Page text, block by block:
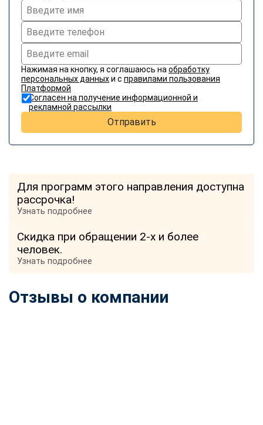
Нажимая на кнопку, я соглашаюсь на обработку
персональных данныхи с правилами пользования
Платформой
Согласен на получение информационной и
рекламной рассылки
Отправить
Для программ этого направления доступна
рассрочка!
Узнать подробнее
Скидка при обращении 2-х и более
человек.
Узнать подробнее
Отзывы о компании